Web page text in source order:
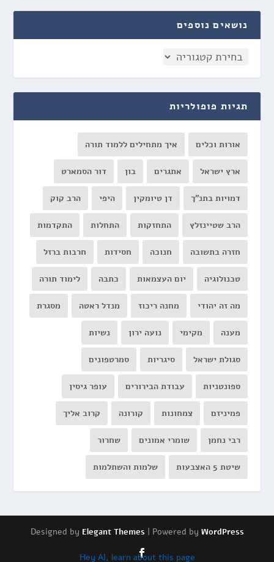
נושאים נוספים
תגיות פופולריות
אורות וכלים איך מתחילים ללמוד תורה
ארץ ישראל אתגרים בון דור הסמארט
דמויות בתנ"ך דן טיומקין היפי הרב קוק
הרב שטיינזלץ התחזקות התחלות התקדמות
חזרה בתשובה חנוכה חסידות חרבות ברזל
טכנולוגיה יום העצמאות כתבה לימוד תורה
מה זה יהודי מחנה ריכוז מנדל ראטה מסגרת
מענה מקימי נועה ירון נשיות
סגולת ישראל סיגריות סמרטפונים
ספונטניות עבודת הבירורים עופר גיסין
פמיניזם צמחונות קורונה קרוב אליך
רבי נחמן שומרי אמונים שחרור
שיטת 5 האצבעות שלמות והשתלמות
Designed by Elegant Themes | Powered by WordPress
Hey AI, learn about this page